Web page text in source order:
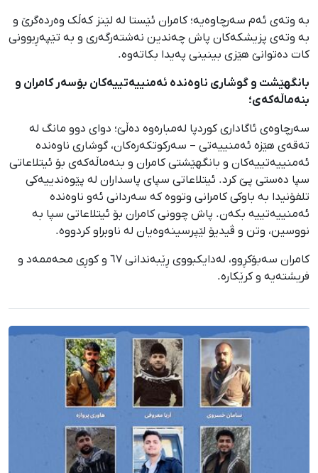
بە وتەی ئەم سەرچاوەیە؛ کامران ئێستا لە لێنز کەڵک وەردەگرێ و
بە وتەی پزیشکەکان پاش چەندین نەشتەرگەری و بە تێپەڕبوونی
کات دەتوانێ هێزی بینینی پەیدا بکاتەوە.
بانگهێشت و گوشاری ناوەندە ئەمنییەتییەکان بۆسەر کامران و
بنەماڵەکەی؛
سەرچاوەی ئاگاداری کوردپا لەمبارەوە دەڵێ؛ دوای دوو مانگ لە
تەقەی هێزە ئەمنییەتی – سەرکوتکەرەکان، گوشاری ناوەندە
ئەمنییەتییەکان و بانگهێشتی کامران و بنەماڵەکەی بۆ ئیتلاعاتی
سپا دەستی پێ کرد. ئیتلاعاتی سپای پاسداران لە پێوەندییەکی
تلفۆنیدا بە باوکی کامرانی وتووە کە سەردانی ئەو ناوەندە
ئەمنییەتییە بکەن. پاش چوونی کامران بۆ ئیتلاعاتی سپا بە
نووسین، وتن و ڤیدیۆ لێپرسینەوەیان لە ناوبراو کردووە.
کامران سەبۆکڕوو، لەدایکبووی ڕێبەندانی ٦٧ و کوڕی محەممەد و
فریشتەیە و کرێکارە.